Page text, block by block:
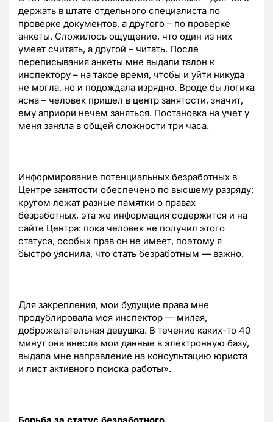
держать в штате отдельного специалиста по
проверке документов, а другого – по проверке
анкеты. Сложилось ощущение, что один из них
умеет считать, а другой – читать. После
переписывания анкеты мне выдали талон к
инспектору – на такое время, чтобы и уйти никуда
не могла, но и подождала изрядно. Вроде бы логика
ясна – человек пришел в центр занятости, значит,
ему априори нечем заняться. Постановка на учет у
меня заняла в общей сложности три часа.
Информирование потенциальных безработных в
Центре занятости обеспечено по высшему разряду:
кругом лежат разные памятки о правах
безработных, эта же информация содержится и на
сайте Центра: пока человек не получил этого
статуса, особых прав он не имеет, поэтому я
быстро уяснила, что стать безработным — важно.
Для закрепления, мои будущие права мне
продублировала моя инспектор — милая,
доброжелательная девушка. В течение каких-то 40
минут она внесла мои данные в электронную базу,
выдала мне направление на консультацию юриста
и лист активного поиска работы».